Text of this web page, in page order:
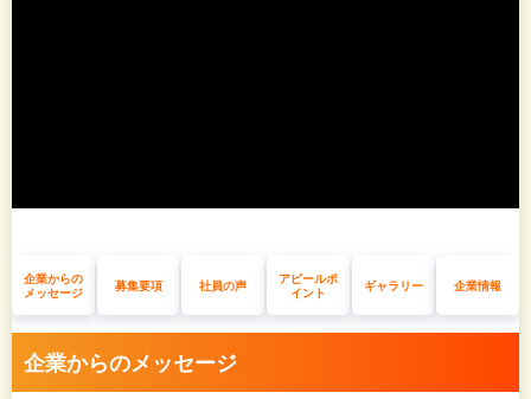
企業からの
メッセージ
募集要項 社員の声
アピールポ
イント
ギャラリー 企業情報
企業からのメッセージ